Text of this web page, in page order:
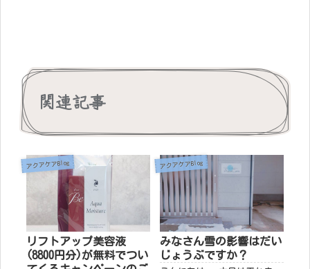
関連記事
アクアケアBlog
リフトアップ美容液
(8800円分)が無料でつい
アクアケアBlog
みなさん雪の影響はだい
じょうぶですか？